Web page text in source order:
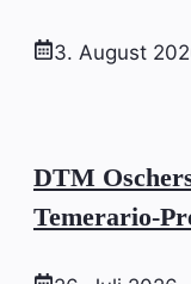
3. August
DTM
Temerario-